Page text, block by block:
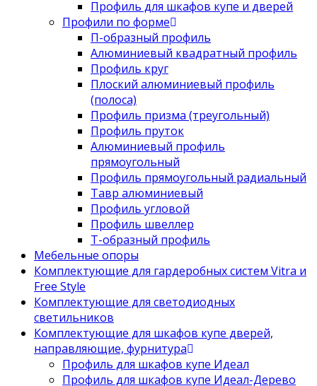
Профиль для шкафов купе и дверей
Профили по форме
П-образный профиль
Алюминиевый квадратный профиль
Профиль круг
Плоский алюминиевый профиль
(полоса)
Профиль призма (треугольный)
Профиль пруток
Алюминиевый профиль
прямоугольный
Профиль прямоугольный радиальный
Тавр алюминиевый
Профиль угловой
Профиль швеллер
Т-образный профиль
Мебельные опоры
Комплектующие для гардеробных систем Vitra и
Free Style
Комплектующие для светодиодных
светильников
Комплектующие для шкафов купе дверей,
направляющие, фурнитура
Профиль для шкафов купе Идеал
Профиль для шкафов купе Идеал-Дерево